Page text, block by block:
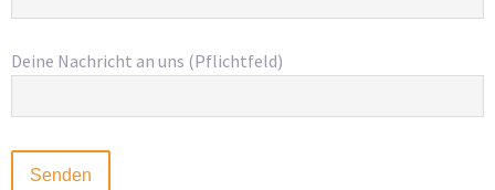
Deine Nachricht an uns (Pflichtfeld)